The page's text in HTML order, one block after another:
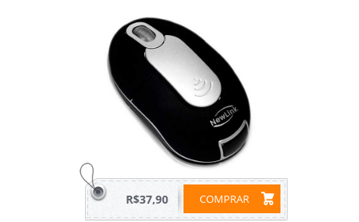
COMPRAR
R$37,90